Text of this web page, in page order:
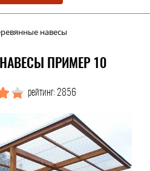
навесы
ПРИМЕР 10
рейтинг: 2856